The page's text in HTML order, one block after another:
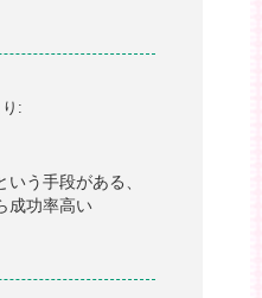
:
う手段がある、
成功率高い